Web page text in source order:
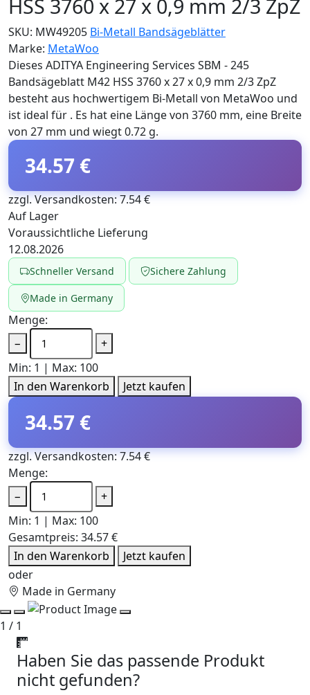
HSS 3760 x 27 x 0,9 mm 2/3 ZpZ
SKU: MW49205 Bi-Metall Bandsägeblätter
Marke: MetaWoo
Dieses ADITYA Engineering Services SBM - 245
Bandsägeblatt M42 HSS 3760 x 27 x 0,9 mm 2/3 ZpZ
besteht aus hochwertigem Bi-Metall von MetaWoo und
ist ideal für . Es hat eine Länge von 3760 mm, eine Breite
von 27 mm und wiegt 0.72 g.
34.57 €
zzgl. Versandkosten: 7.54 €
Auf Lager
Voraussichtliche Lieferung
12.08.2026
Schneller Versand Sichere Zahlung
Made in Germany
Menge:
−
+
Min: 1 | Max: 100
In den Warenkorb
Jetzt kaufen
34.57 €
zzgl. Versandkosten: 7.54 €
Menge:
−
+
Min: 1 | Max: 100
Gesamtpreis: 34.57 €
In den Warenkorb
Jetzt kaufen
oder
Made in Germany
1 / 1
Haben Sie das passende Produkt
nicht gefunden?